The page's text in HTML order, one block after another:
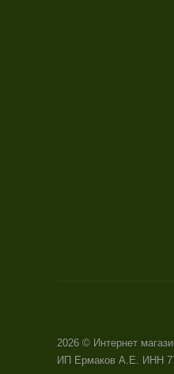
2026 © Интернет
ИП Ермаков А.Е. ИНН